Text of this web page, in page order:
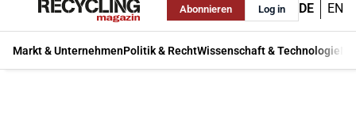
Abonnieren Log in DE EN
Markt & UnternehmenPolitik & RechtWissenschaft & Technologie